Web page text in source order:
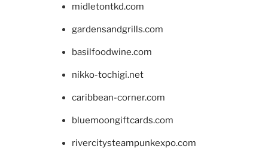
midletontkd.com
gardensandgrills.com
basilfoodwine.com
nikko-tochigi.net
caribbean-corner.com
bluemoongiftcards.com
rivercitysteampunkexpo.com